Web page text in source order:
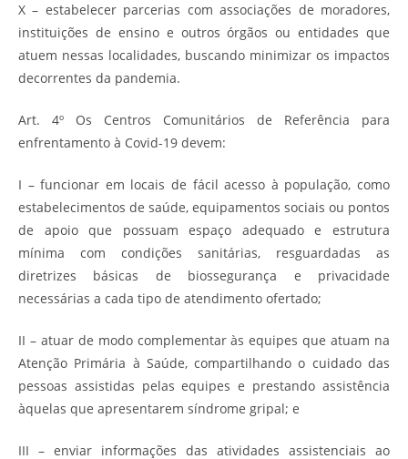
X – estabelecer parcerias com associações de moradores,
instituições de ensino e outros órgãos ou entidades que
atuem nessas localidades, buscando minimizar os impactos
decorrentes da pandemia.
Art. 4º Os Centros Comunitários de Referência para
enfrentamento à Covid-19 devem:
I – funcionar em locais de fácil acesso à população, como
estabelecimentos de saúde, equipamentos sociais ou pontos
de apoio que possuam espaço adequado e estrutura
mínima com condições sanitárias, resguardadas as
diretrizes básicas de biossegurança e privacidade
necessárias a cada tipo de atendimento ofertado;
II – atuar de modo complementar às equipes que atuam na
Atenção Primária à Saúde, compartilhando o cuidado das
pessoas assistidas pelas equipes e prestando assistência
àquelas que apresentarem síndrome gripal; e
III – enviar informações das atividades assistenciais ao